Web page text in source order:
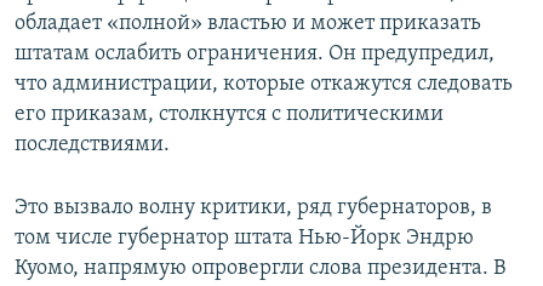
обладает «полной» властью и может приказать
штатам ослабить ограничения. Он предупредил,
что администрации, которые откажутся следовать
его приказам, столкнутся с политическими
последствиями.
Это вызвало волну критики, ряд губернаторов, в
том числе губернатор штата Нью-Йорк Эндрю
Куомо, напрямую опровергли слова президента. В